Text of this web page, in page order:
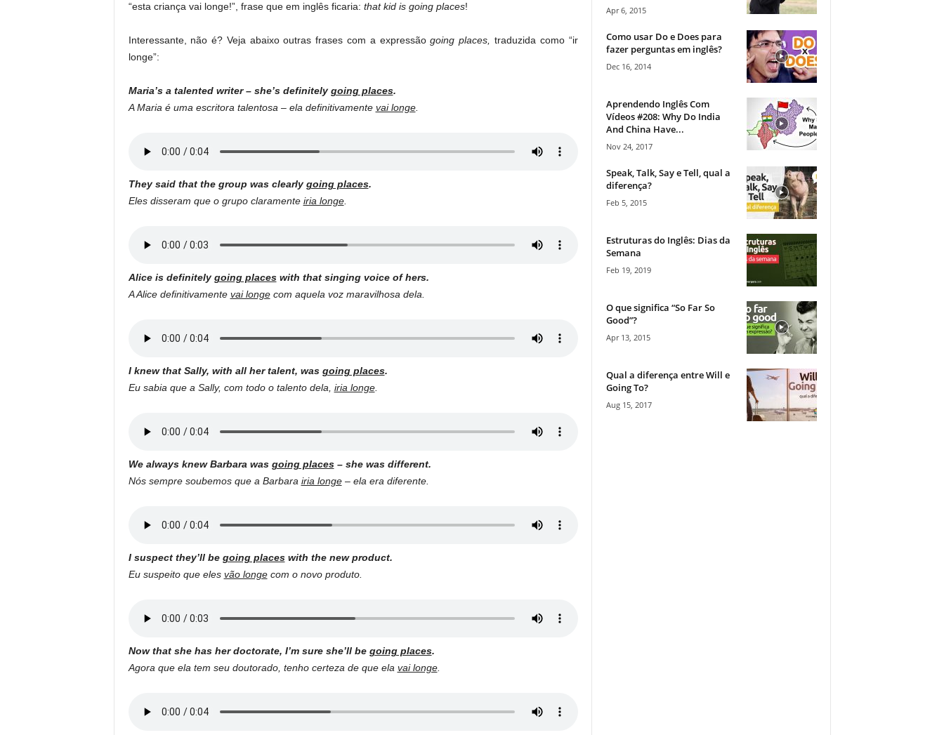
“esta criança vai longe!”, frase que em inglês ficaria: that kid is going places!
Interessante, não é? Veja abaixo outras frases com a expressãogoing places, traduzida como “ir
longe”:
Maria’s a talented writer – she’s definitely going places.
A Maria é uma escritora talentosa – ela definitivamente vai longe.
They said that the group was clearly going places.
Eles disseram que o grupo claramente iria longe.
Alice is definitely going placeswith that singing voice of hers.
A Alice definitivamente vai longecom aquela voz maravilhosa dela.
I knew that Sally, with all her talent, was going places.
Eu sabia que a Sally, com todo o talento dela, iria longe.
We always knew Barbara was going places– she was different.
Nós sempre soubemos que a Barbara iria longe– ela era diferente.
I suspect they’ll be going placeswith the new product.
Eu suspeito que eles vão longecom o novo produto.
Now that she has her doctorate, I’m sure she’ll be going places.
Agora que ela tem seu doutorado, tenho certeza de que ela vai longe.
Apr 6, 2015
Como usar Do e Does para
fazer perguntas em inglês?
Dec 16, 2014
Aprendendo Inglês Com
Vídeos #208: Why Do India
And China Have...
Nov 24, 2017
Speak, Talk, Say e Tell, qual a
diferença?
Feb 5, 2015
Estruturas do Inglês: Dias da
Semana
Feb 19, 2019
O que significa “So Far So
Good”?
Apr 13, 2015
Qual a diferença entre Will e
Going To?
Aug 15, 2017